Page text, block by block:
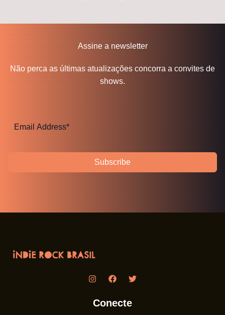
Assine a newsletter
Não perca as últimas atualizações concorra a convites de
shows.
Subscribe
Conecte